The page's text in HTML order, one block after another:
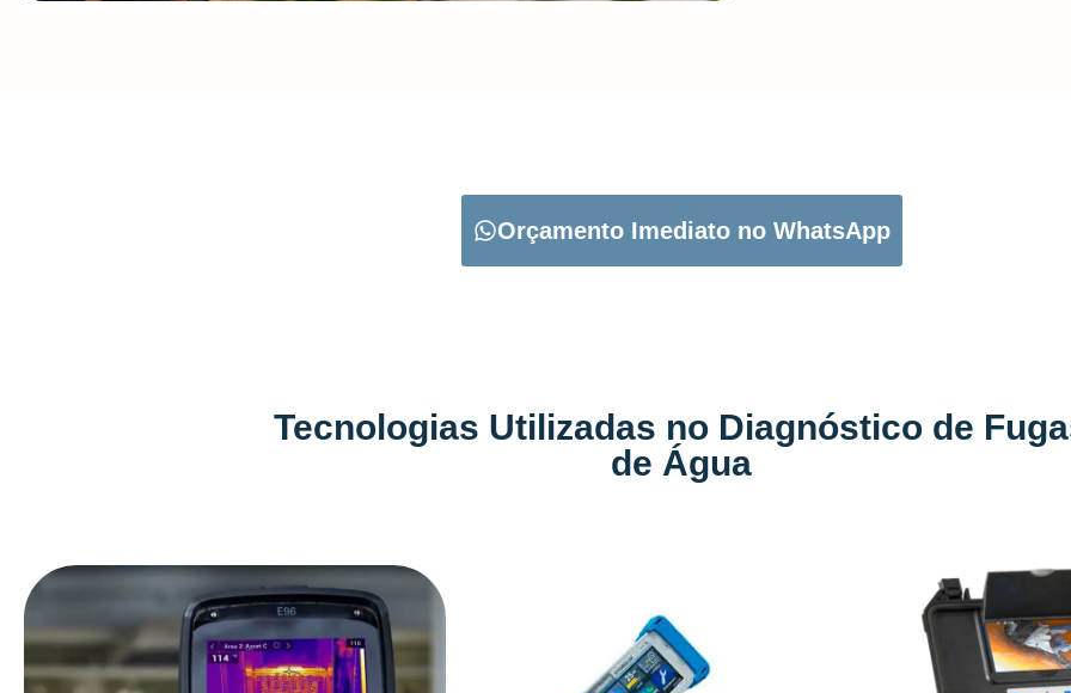
Orçamento Imediato no WhatsApp
Tecnologias Utilizadas no Diagnóstico de
de Água